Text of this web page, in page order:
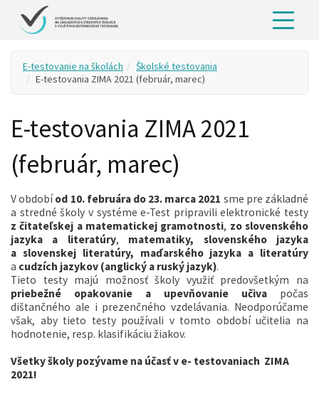
E-testovanie na školách
Školské testovania
E-testovania ZIMA 2021 (február, marec)
E-testovania ZIMA 2021
(február, marec)
V obdobíod 10. februára do 23. marca 2021 sme pre základné
a stredné školy v systéme e-Test pripravili elektronické testy
z čitateľskej a matematickej gramotnosti, zo slovenského
jazyka a literatúry, matematiky, slovenského jazyka
a slovenskej literatúry, maďarského jazyka a literatúry
a cudzích jazykov (anglický a ruský jazyk).
Tieto testy majú možnosť školy využiť predovšetkým na
priebežné opakovanie a upevňovanie učiva počas
dištančného ale i prezenčného vzdelávania. Neodporúčame
však, aby tieto testy používali v tomto období učitelia na
hodnotenie, resp. klasifikáciu žiakov.
Všetky školy pozývame na účasť v e- testovaniach ZIMA
2021!